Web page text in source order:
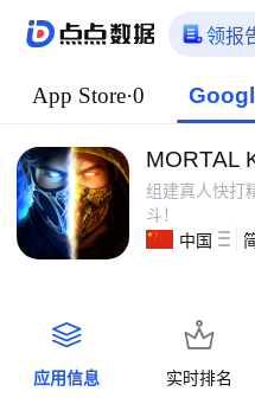
领报
App Store·0
MORTAL
组建真人快打
斗！
中国
应用信息 实时排名